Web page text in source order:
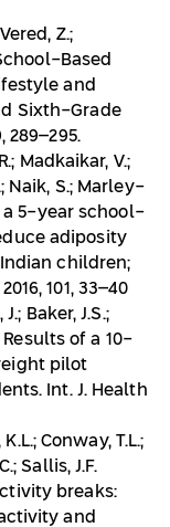
Z.;
Based
and
Sixth-Grade
289–295.
Madkaikar, V.;
Naik, S.; Marley-
a 5-year school-
adiposity
children;
101, 33–40
Baker, J.S.;
Results of a 10-
pilot
Int. J. Health
Conway, T.L.;
Sallis, J.F.
breaks:
and